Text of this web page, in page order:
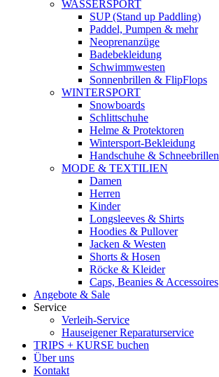
WASSERSPORT
SUP (Stand up Paddling)
Paddel, Pumpen & mehr
Neoprenanzüge
Badebekleidung
Schwimmwesten
Sonnenbrillen & FlipFlops
WINTERSPORT
Snowboards
Schlittschuhe
Helme & Protektoren
Wintersport-Bekleidung
Handschuhe & Schneebrillen
MODE & TEXTILIEN
Damen
Herren
Kinder
Longsleeves & Shirts
Hoodies & Pullover
Jacken & Westen
Shorts & Hosen
Röcke & Kleider
Caps, Beanies & Accessoires
Angebote & Sale
Service
Verleih-Service
Hauseigener Reparaturservice
TRIPS + KURSE buchen
Über uns
Kontakt